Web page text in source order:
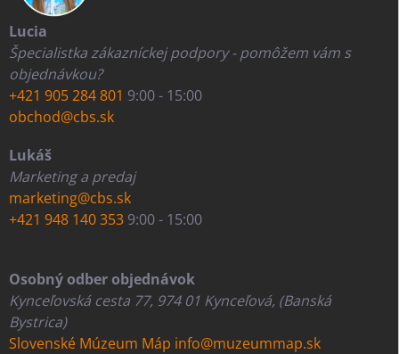
Lucia
Špecialistka zákazníckej podpory - pomôžem vám s
objednávkou?
+421 905 284 801 9:00 - 15:00
obchod@cbs.sk
Lukáš
Marketing a predaj
marketing@cbs.sk
+421 948 140 353 9:00 - 15:00
Osobný odber objednávok
Kynceľovská cesta 77, 974 01 Kynceľová, (Banská
Bystrica)
Slovenské Múzeum Máp info@muzeummap.sk